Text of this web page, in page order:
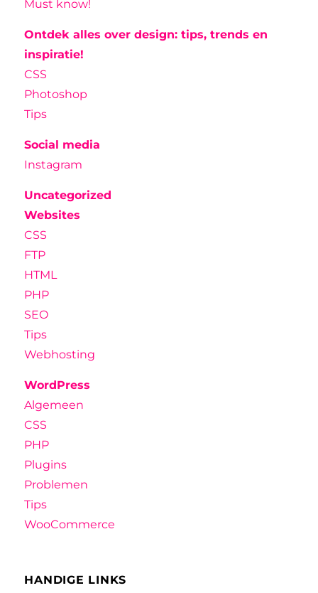
Must know!
Ontdek alles over design: tips, trends en
inspiratie!
CSS
Photoshop
Tips
Social media
Instagram
Uncategorized
Websites
CSS
FTP
HTML
PHP
SEO
Tips
Webhosting
WordPress
Algemeen
CSS
PHP
Plugins
Problemen
Tips
WooCommerce
HANDIGE LINKS